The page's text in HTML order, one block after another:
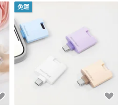
免運